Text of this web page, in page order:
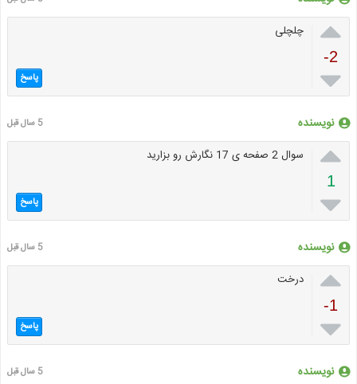

-2

چلچلی
پاسخ
نویسنده 5 سال قبل

1

سوال 2 صفحه ی 17 نگارش رو بزارید
پاسخ
نویسنده 5 سال قبل

-1

درخت
پاسخ
نویسنده 5 سال قبل